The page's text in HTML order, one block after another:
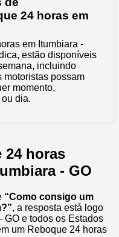
24 horas em
em Itumbiara -
estão disponíveis
incluindo
motoristas possam
momento,
dia.
24 horas
- GO
“Como consigo um
, a resposta está logo
GO e todos os Estados
um Reboque 24 horas